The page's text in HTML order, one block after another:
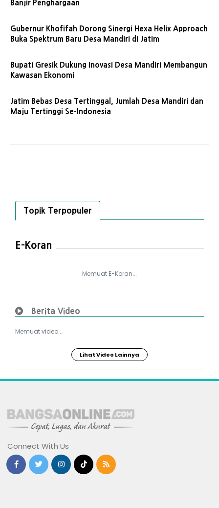
Banjir Penghargaan
Gubernur Khofifah Dorong Sinergi Hexa Helix Approach
Buka Spektrum Baru Desa Mandiri di Jatim
Bupati Gresik Dukung Inovasi Desa Mandiri Membangun
Kawasan Ekonomi
Jatim Bebas Desa Tertinggal, Jumlah Desa Mandiri dan
Maju Tertinggi Se-Indonesia
Topik Terpopuler
E-Koran
Memuat E-Koran...
Berita Video
Memuat video...
Lihat Video Lainnya
Connect With Us